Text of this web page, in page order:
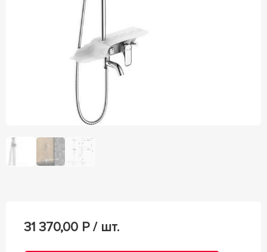
31 370,00 Р / шт.